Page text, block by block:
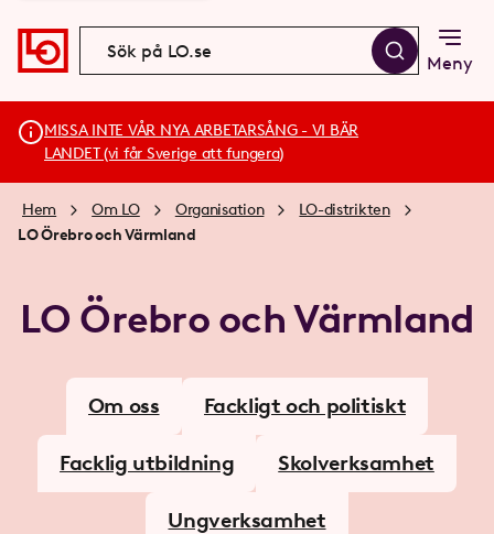
Meny
MISSA INTE VÅR NYA ARBETARSÅNG - VI BÄR
LANDET (vi får Sverige att fungera)
Hem Om LO Organisation
LO-distrikten
LO Örebro och Värmland
LO Örebro och Värmland
Om oss Fackligt och politiskt
Facklig utbildning Skolverksamhet
Ungverksamhet